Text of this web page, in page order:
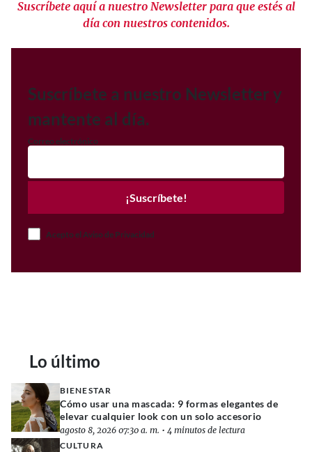
Suscríbete aquí a nuestro Newsletter para que estés al
día con nuestros contenidos.
Suscríbete a nuestro Newsletter y
mantente al día.
Correo electrónico
¡Suscríbete!
Acepto el Aviso de Privacidad
Lo último
BIENESTAR
Cómo usar una mascada: 9 formas elegantes de
elevar cualquier look con un solo accesorio
agosto 8, 2026 07:30 a. m. • 4 minutos de lectura
CULTURA